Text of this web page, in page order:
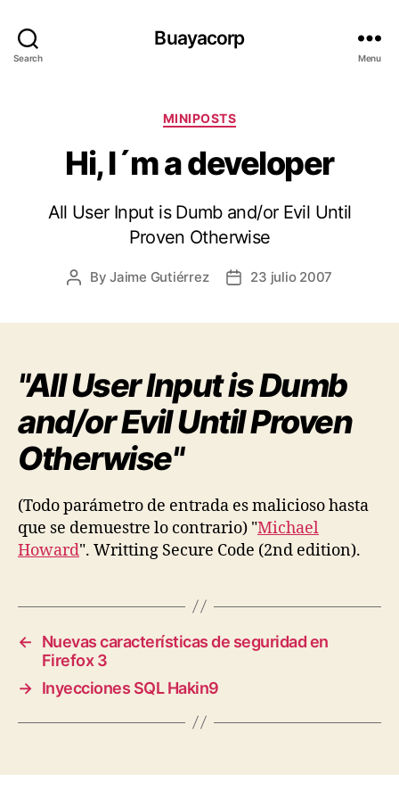
Search
Buayacorp
Menu
Categories
MINIPOSTS
Hi, I´m a developer
All User Input is Dumb and/or Evil Until
Proven Otherwise
PostByJaime Gutiérrez
Post23 julio 2007
"All User Input is Dumb
and/or Evil Until Proven
Otherwise"
(Todo parámetro de entrada es malicioso hasta
que se demuestre lo contrario) "Michael
Howard". Writting Secure Code (2nd edition).
←
Nuevas características de seguridad en
Firefox 3
→ Inyecciones SQL Hakin9